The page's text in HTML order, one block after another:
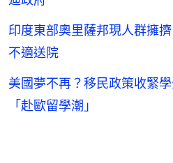
印度東部奧里薩邦現人群擁
不適送院
美國夢不再？移民政策收緊
「赴歐留學潮」